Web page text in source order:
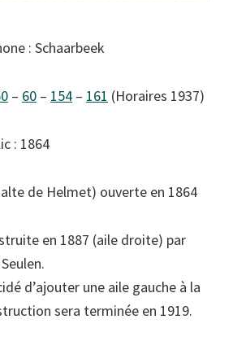
: Schaarbeek
– 60 – 154 – 161 (Horaires 1937)
: 1864
de Helmet) ouverte en 1864
en 1887 (aile droite) par
d’ajouter une aile gauche à la
sera terminée en 1919.